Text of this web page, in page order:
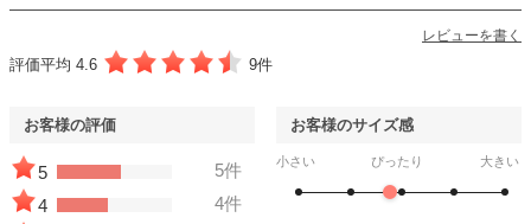
レビューを書く
評価平均 4.6 9件
お客様の評価
5
5件
4
4件
お客様のサイズ感
小さい ぴったり 大きい